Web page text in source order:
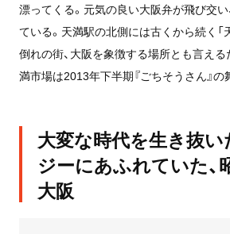
漂ってくる。元気の良い大阪弁が飛び交
ている。天満駅の北側には古くから続く「
倒れの街、大阪を象徴する場所とも言える
満市場は2013年下半期『ごちそうさん』の舞
大変な時代を生き抜
ジーにあふれていた、
大阪